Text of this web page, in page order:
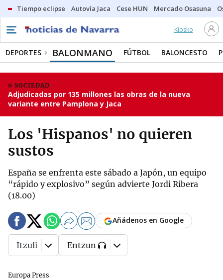
Tiempo eclipse Autovía Jaca Cese HUN Mercado Osasuna
Kiosko
DEPORTES BALONMANO FÚTBOL BALONCESTO
SOCIEDAD
Adjudicadas por 135 millones las obras de la nueva
variante entre Pamplona y Jaca
Los 'Hispanos' no quieren
sustos
España se enfrenta este sábado a Japón, un equipo
“rápido y explosivo” según advierte Jordi Ribera
(18.00)
Europa Press
Añádenos en Google
Itzuli Entzun